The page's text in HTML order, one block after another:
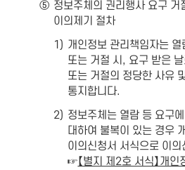
⑤ 정보주체의 권리행사 요구 거
이의제기 절차
1) 개인정보 관리책임자는 열
또는 거절 시, 요구 받은
또는 거절의 정당한 사유
통지합니다.
2) 정보주체는 열람 등 요구
대하여 불복이 있는 경우
이의신청서 서식으로 이
☞ 【별지 제2호 서식】개